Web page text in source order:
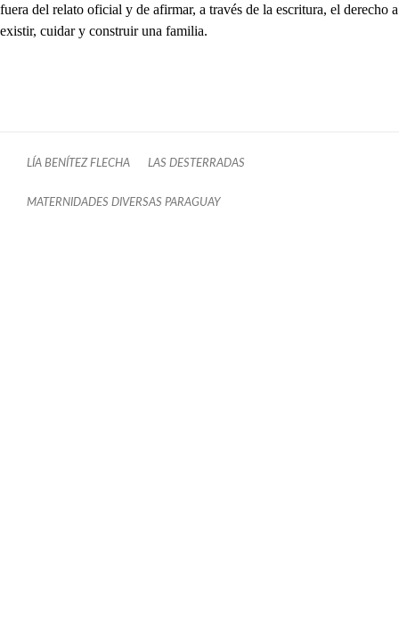
fuera del relato oficial y de afirmar, a través de la escritura, el derecho a
existir, cuidar y construir una familia.
LÍA BENÍTEZ FLECHA LAS DESTERRADAS
MATERNIDADES DIVERSAS PARAGUAY